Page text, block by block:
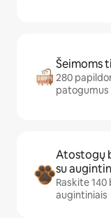
Šeimoms
280
patogumus
Atostogų
su
Raskite
augintiniais